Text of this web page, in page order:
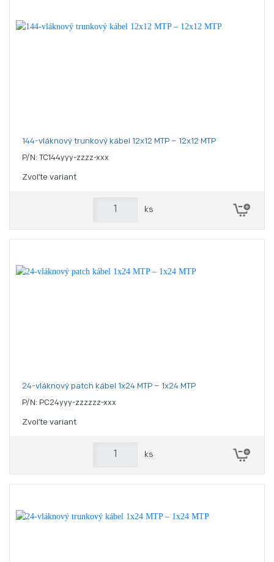
144-vláknový trunkový kábel 12x12 MTP – 12x12 MTP
P/N: TC144yyy-zzzz-xxx
Zvoľte variant
ks
24-vláknový patch kábel 1x24 MTP – 1x24 MTP
P/N: PC24yyy-zzzzzz-xxx
Zvoľte variant
ks